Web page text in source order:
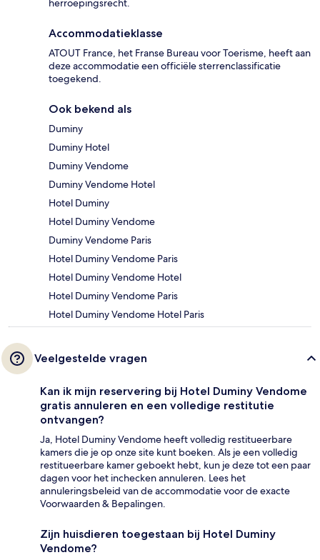
herroepingsrecht.
Accommodatieklasse
ATOUT France, het Franse Bureau voor Toerisme, heeft aan
deze accommodatie een officiële sterrenclassificatie
toegekend.
Ook bekend als
Duminy
Duminy Hotel
Duminy Vendome
Duminy Vendome Hotel
Hotel Duminy
Hotel Duminy Vendome
Duminy Vendome Paris
Hotel Duminy Vendome Paris
Hotel Duminy Vendome Hotel
Hotel Duminy Vendome Paris
Hotel Duminy Vendome Hotel Paris
Veelgestelde vragen
Kan ik mijn reservering bij Hotel Duminy Vendome
gratis annuleren en een volledige restitutie
ontvangen?
Ja, Hotel Duminy Vendome heeft volledig restitueerbare
kamers die je op onze site kunt boeken. Als je een volledig
restitueerbare kamer geboekt hebt, kun je deze tot een paar
dagen voor het inchecken annuleren. Lees het
annuleringsbeleid van de accommodatie voor de exacte
Voorwaarden & Bepalingen.
Zijn huisdieren toegestaan bij Hotel Duminy
Vendome?